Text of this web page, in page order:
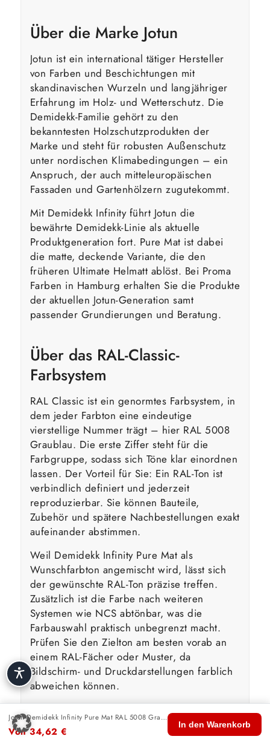
Über die Marke Jotun
Jotun ist ein international tätiger Hersteller
von Farben und Beschichtungen mit
skandinavischen Wurzeln und langjähriger
Erfahrung im Holz- und Wetterschutz. Die
Demidekk-Familie gehört zu den
bekanntesten Holzschutzprodukten der
Marke und steht für robusten Außenschutz
unter nordischen Klimabedingungen – ein
Anspruch, der auch mitteleuropäischen
Fassaden und Gartenhölzern zugutekommt.
Mit Demidekk Infinity führt Jotun die
bewährte Demidekk-Linie als aktuelle
Produktgeneration fort. Pure Mat ist dabei
die matte, deckende Variante, die den
früheren Ultimate Helmatt ablöst. Bei Proma
Farben in Hamburg erhalten Sie die Produkte
der aktuellen Jotun-Generation samt
passender Grundierungen und Beratung.
Über das RAL-Classic-
Farbsystem
RAL Classic ist ein genormtes Farbsystem, in
dem jeder Farbton eine eindeutige
vierstellige Nummer trägt – hier RAL 5008
Graublau. Die erste Ziffer steht für die
Farbgruppe, sodass sich Töne klar einordnen
lassen. Der Vorteil für Sie: Ein RAL-Ton ist
verbindlich definiert und jederzeit
reproduzierbar. Sie können Bauteile,
Zubehör und spätere Nachbestellungen exakt
aufeinander abstimmen.
Weil Demidekk Infinity Pure Mat als
Wunschfarbton angemischt wird, lässt sich
der gewünschte RAL-Ton präzise treffen.
Zusätzlich ist die Farbe nach weiteren
Systemen wie NCS abtönbar, was die
Farbauswahl praktisch unbegrenzt macht.
Prüfen Sie den Zielton am besten vorab an
einem RAL-Fächer oder Muster, da
Bildschirm- und Druckdarstellungen farblich
abweichen können.
Wasserbasierte Technologie &
Jotun Demidekk Infinity Pure Mat RAL 5008 Graublau
Von34,62 €
In den Warenkorb
🏠
Start
🛍️ 🔍 🛒
Warenkorb
👤
Konto